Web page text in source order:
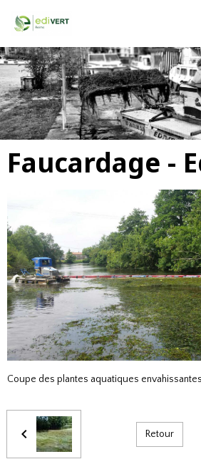
Faucardage -
Faucardage par un engin amphibie
plaisance
Faucardage -
Coupe des plantes aquatiques
Retour